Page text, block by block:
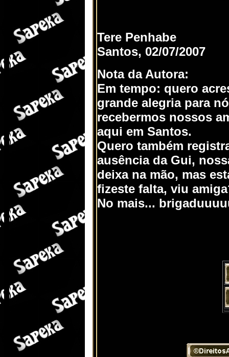
Tere Penhabe
Santos, 02/07/2007
Nota da Autora:
Em tempo: quero
grande alegria para
recebermos nossos
aqui em Santos.
Quero também
ausência da Gui,
deixa na mão, mas
fizeste falta, viu
No mais...